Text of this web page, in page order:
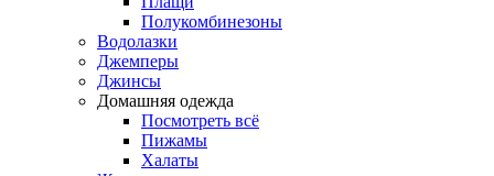
Полукомбинезоны
Водолазки
Джемперы
Джинсы
Домашняя одежда
Посмотреть всё
Пижамы
Халаты